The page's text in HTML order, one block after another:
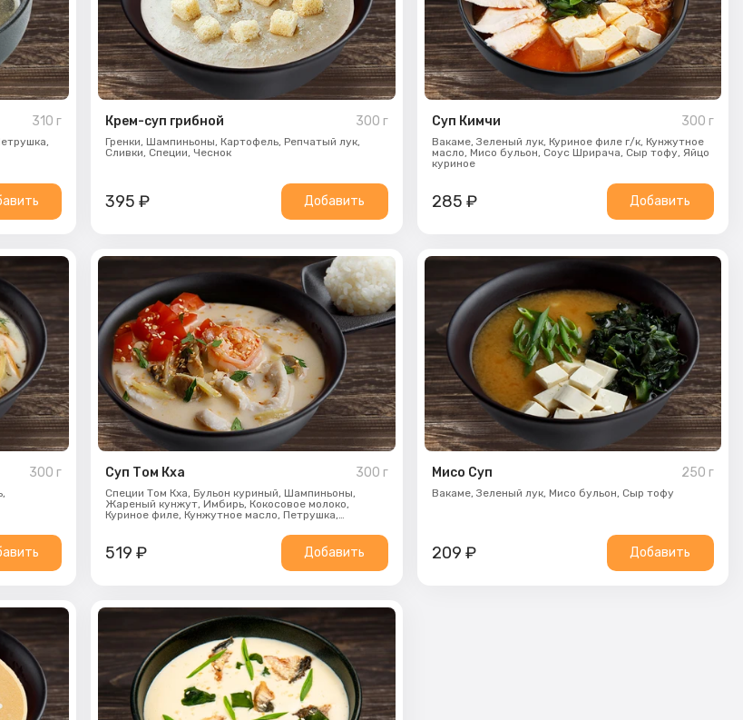
310 г Крем-суп грибной 300 г
Гренки,Шампиньоны,Картофель,Репчатый лук,
Сливки,Специи,Чеснок
395₽ Добавить
Суп Кимчи 300 г
Вакаме, Зеленый лук, Куриное филе г/к, Кунжутное
масло, Мисо бульон, Соус Шрирача, Сыр тофу, Яйцо
куриное
285 ₽ Добавить
300 г Суп Том Кха 300 г
Cпеции Том Кха,Бульон куриный,Шампиньоны,
Жареный кунжут,Имбирь,Кокосовое молоко,
Куриное филе,Кунжутное масло,Петрушка,
519₽ Добавить
Мисо Суп 250 г
Вакаме, Зеленый лук, Мисо бульон, Сыр тофу
209 ₽ Добавить